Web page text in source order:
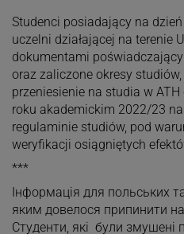
Studenci posiadający na
uczelni działającej na terenie
dokumentami
oraz zaliczone okresy
przeniesienie na studia w
roku akademickim 2022/23
regulaminie studiów, pod
weryfikacji osiągniętych
***
Інформація для польських
яким довелося припинити
Студенти, які були змушені